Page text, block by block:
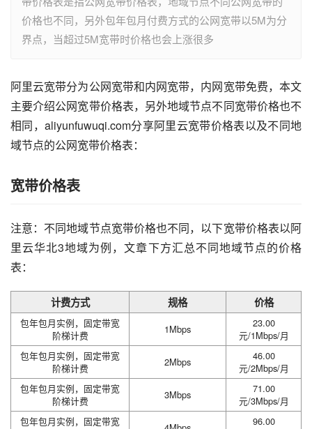
价格也不同，另外包年包月付费方式的公网宽带以5M为分
界点，当超过5M宽带时价格也会上涨很多
阿里云宽带分为公网宽带和内网宽带，内网宽带免费，本文
主要介绍公网宽带价格表，另外地域节点不同宽带价格也不
相同，aliyunfuwuqi.com分享阿里云宽带价格表以及不同地
域节点的公网宽带价格表：
宽带价格表
注意：不同地域节点宽带价格也不同，以下宽带价格表以阿
里云华北3地域为例，文章下方汇总不同地域节点的价格
表：
计费方式 规格 价格
包年包月实例，固定带宽
阶梯计费
1Mbps
23.00
元/1Mbps/月
包年包月实例，固定带宽
阶梯计费
2Mbps
46.00
元/2Mbps/月
包年包月实例，固定带宽
阶梯计费
3Mbps
71.00
元/3Mbps/月
包年包月实例，固定带宽
96.00